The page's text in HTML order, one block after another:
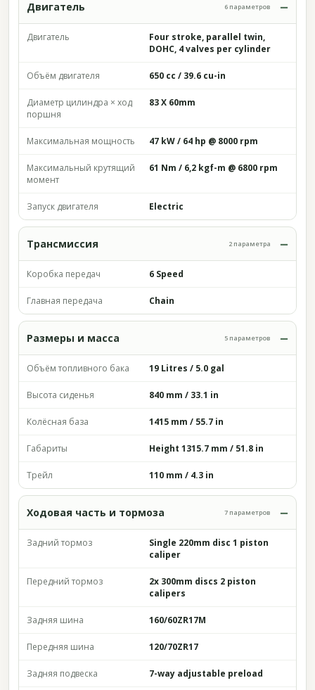
Двигатель 6 параметров
Двигатель
Four stroke, parallel twin,
DOHC, 4 valves per cylinder
Объём двигателя 650 cc / 39.6 cu-in
Диаметр цилиндра × ход
поршня
83 X 60mm
Максимальная мощность 47 kW / 64 hp @ 8000 rpm
Максимальный крутящий
момент
61 Nm / 6,2 kgf-m @ 6800 rpm
Запуск двигателя Electric
Трансмиссия 2 параметра
Коробка передач 6 Speed
Главная передача Chain
Размеры и масса 5 параметров
Объём топливного бака 19 Litres / 5.0 gal
Высота сиденья 840 mm / 33.1 in
Колёсная база 1415 mm / 55.7 in
Габариты Height 1315.7 mm / 51.8 in
Трейл 110 mm / 4.3 in
Ходовая часть и тормоза 7 параметров
Задний тормоз
Single 220mm disc 1 piston
caliper
Передний тормоз
2x 300mm discs 2 piston
calipers
Задняя шина 160/60ZR17M
Передняя шина 120/70ZR17
Задняя подвеска 7-way adjustable preload